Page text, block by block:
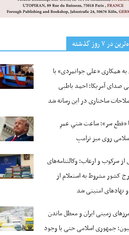
۷ روز گذشته
به همکاری «علی جوانمردی» با
صدای آمریکا؛ احمد باطبی
ساختاری در این رسانه شد
«قطع سر»؛ ساعت شنیِ عمرِ
روی میز ترامپ
سرکوب و ارعاب؛ وکالتنامه‌های
کشور مشروط به استعلام از
نهادهای امنیتی شد
زمینی ایران و معطل ماندن
جمهوری اسلامی حتی با وجود